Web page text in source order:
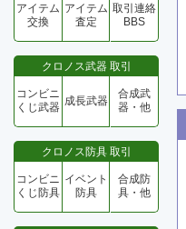
アイテム
交換
アイテム
査定
取引連絡
BBS
クロノス武器 取引
コンビニ
くじ武器 成長武器
合成武
器・他
クロノス防具 取引
コンビニ
くじ防具
イベント
防具
合成防
具・他